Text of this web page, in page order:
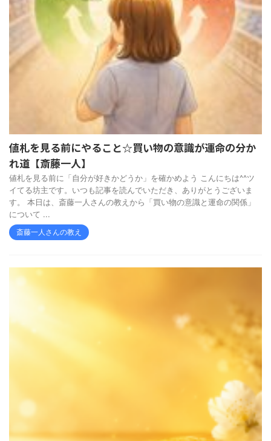
値札を見る前にやること☆買い物の意識が運命の分か
れ道【斎藤一人】
値札を見る前に「自分が好きかどうか」を確かめよう こんにちは^^ツ
イてる坊主です。いつも記事を読んでいただき、ありがとうございま
す。 本日は、斎藤一人さんの教えから「買い物の意識と運命の関係」
について ...
斎藤一人さんの教え